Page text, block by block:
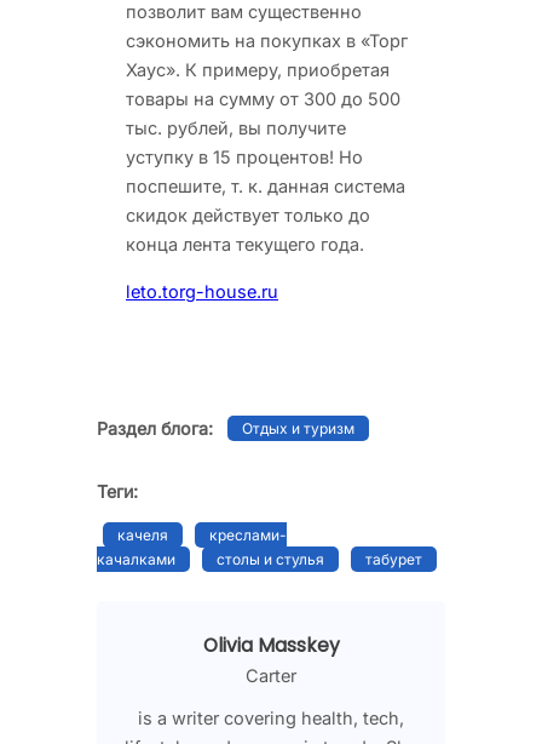
позволит вам существенно
сэкономить на покупках в «Торг
Хаус». К примеру, приобретая
товары на сумму от 300 до 500
тыс. рублей, вы получите
уступку в 15 процентов! Но
поспешите, т. к. данная система
скидок действует только до
конца лента текущего года.
leto.torg-house.ru
Раздел блога: Отдых и туризм
Теги:
качеля
креслами-
качалками
столы и стулья табурет
Olivia Masskey
Carter
is a writer covering health, tech,